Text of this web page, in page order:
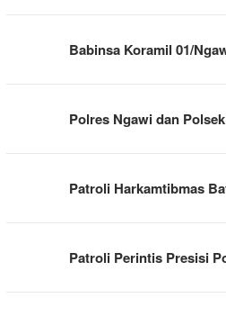
Babinsa Koramil 01/
Polres Ngawi dan
Patroli Harkamtibmas
Patroli Perintis Presisi